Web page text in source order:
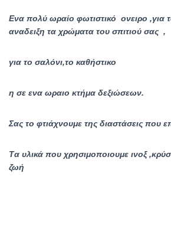
Ενα πολύ ωραίο φωτιστικό ονειρο ,για
αναδειξη τα χρώματα του σπιτιού σας ,
για το σαλόνι,το καθήστικο
η σε ενα ωραιο κτήμα δεξιώσεων.
Σας το φτιάχνουμε της διαστάσεις που
Tα υλικά που χρησιμοποιουμε ινοξ
ζωή